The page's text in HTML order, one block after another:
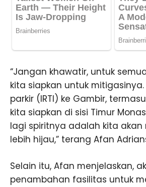
“Jangan khawatir, untuk
kita siapkan untuk
parkir (IRTI) ke Gambir,
kita siapkan di sisi Timur
lagi spiritnya adalah kita
lebih hijau,” terang Afan
Selain itu, Afan menjelaskan,
penambahan fasilitas untuk